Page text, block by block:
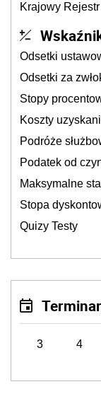
Krajowy
Odsetki
Odsetki za
Stopy
Koszty
Podróże
Podatek od
Maksymalne
Stopa
Quizy Testy
3 4